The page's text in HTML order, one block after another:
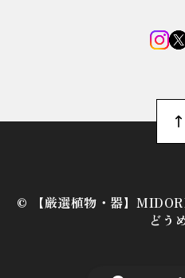
©︎ 【厳選植物・器】
どう